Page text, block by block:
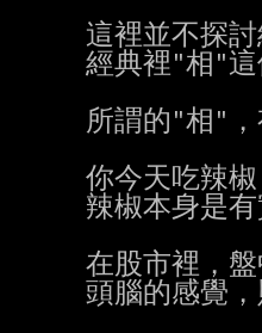
這裡並不探
經典裡"相"這
所謂的"相"，
你今天吃辣
辣椒本身是
在股市裡，
頭腦的感覺